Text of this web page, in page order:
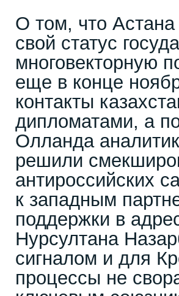
О том, что
свой статус
многовекторную
еще в конце
контакты
дипломатами, а
Олланда
решили
антироссийских
к западным
поддержки в
Нурсултана
сигналом и для
процессы не